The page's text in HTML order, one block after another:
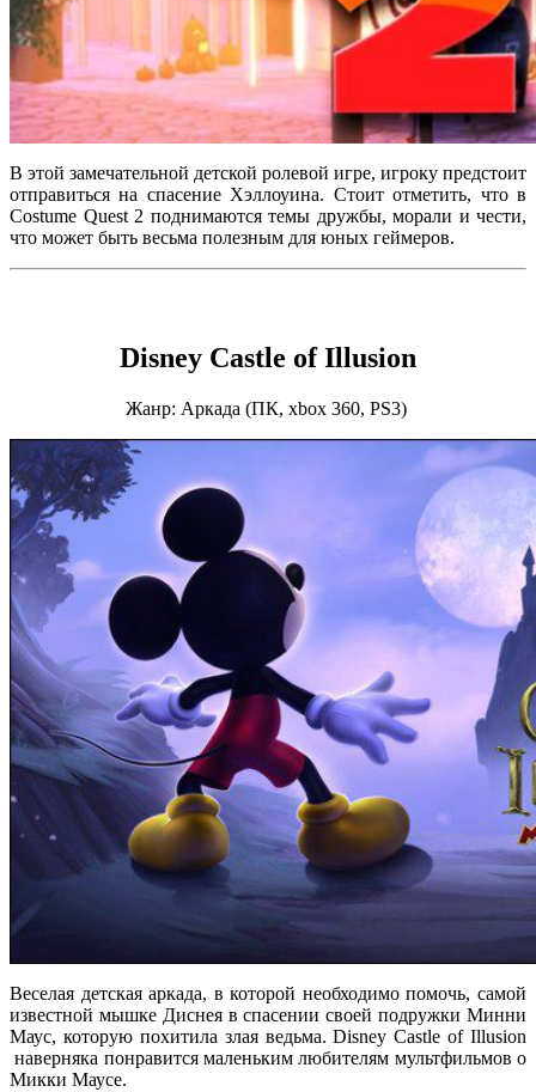
В этой замечательной детской ролевой игре, игроку предстоит
отправиться на спасение Хэллоуина. Стоит отметить, что в
Costume Quest 2 поднимаются темы дружбы, морали и чести,
что может быть весьма полезным для юных геймеров.
Disney Castle of Illusion
Жанр: Аркада (ПК, xbox 360, PS3)
Веселая детская аркада, в которой необходимо помочь, самой
известной мышке Диснея в спасении своей подружки Минни
Маус, которую похитила злая ведьма. Disney Castle of Illusion
наверняка понравится маленьким любителям мультфильмов о
Микки Маусе.